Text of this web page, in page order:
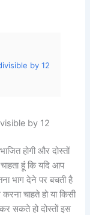
by 12
by 12
होगी और दोस्तों
हूं कि यदि आप
भाग देने पर बचती है
चाहते हो या किसी
सकते हो दोस्तों इस